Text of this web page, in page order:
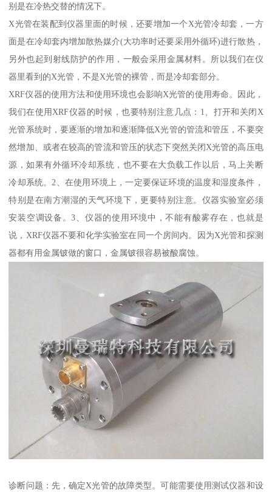
别是在冷热交替的情况下。
X光管在装配到仪器里面的时候，还要增加一个X光管冷却套，一方
面是在冷却套内增加散热媒介(大功率时还要采用外循环)进行散热，
另外也起到射线防护的作用，一般会采用金属材料。所以我们在仪
器里看到的X光管，不是X光管的裸管，而是冷却套部分。
XRF仪器的使用方法和使用环境也会影响X光管的使用寿命。因此，
我们在使用XRF仪器的时候，也要特别注意几点：1、打开和关闭X
光管系统时，要逐渐的增加和逐渐降低X光管的管流和管压，不要突
然增加、或者在较高的管流和管压的状态下突然关闭X光管的高压电
源，如果有外循环冷却系统，也不要在大负载工作以后，马上关断
冷却系统。2、在使用环境上，一定要保证环境的温度和湿度条件，
特别是在南方潮湿的天气环境下，更要特别注意。仪器实验室必须
安装空调设备。3、仪器的使用环境中，不能有酸雾存在，也就是
说，XRF仪器不要和化学实验室在同一个房间内。因为X光管和探测
器都有用金属铍做的窗口，金属铍很容易被酸腐蚀。
诊断问题：先，确定X光管的故障类型。可能需要使用测试仪器和设